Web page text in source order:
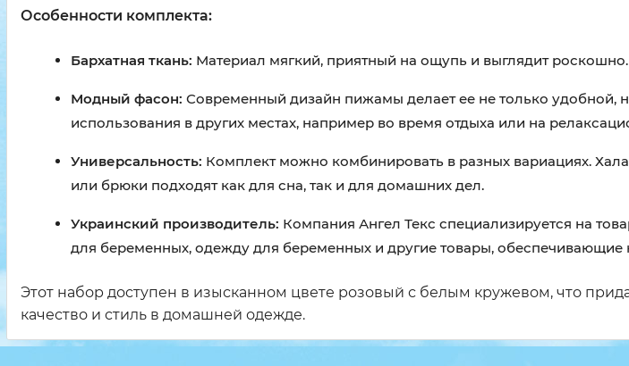
Особенности комплекта:
Бархатная ткань: Материал мягкий, приятный на ощупь и выглядит
Модный фасон: Современный дизайн пижамы делает ее не только удобной,
использования в других местах, например во время отдыха или на
Универсальность: Комплект можно комбинировать в разных вариациях.
или брюки подходят как для сна, так и для домашних дел.
Украинский производитель: Компания Ангел Текс специализируется на
для беременных, одежду для беременных и другие товары, обеспечивающие
Этот набор доступен в изысканном цвете розовый с белым кружевом, что
качество и стиль в домашней одежде.